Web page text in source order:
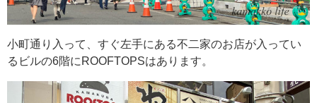
小町通り入って、すぐ左手にある不二家のお店が入ってい
るビルの6階にROOFTOPSはあります。